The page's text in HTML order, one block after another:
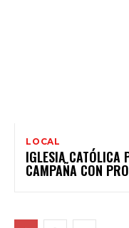
LOCAL
IGLESIA CATÓLICA